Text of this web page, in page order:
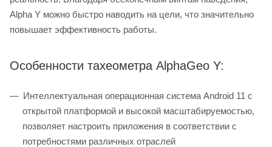
Alpha Y можно быстро наводить на цели, что значительно
повышает эффективность работы.
Особенности тахеометра AlphaGeo Y:
Интеллектуальная операционная система Android 11 с
открытой платформой и высокой масштабируемостью,
позволяет настроить приложения в соответствии с
потребностями различных отраслей